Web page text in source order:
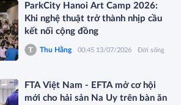
ParkCity Hanoi Art Camp 2026:
Khi nghệ thuật trở thành nhịp cầu
kết nối cộng đồng
Thu Hằng 00:45 13/07/2026 Đời sống
FTA Việt Nam - EFTA mở cơ hội
mới cho hải sản Na Uy trên bàn ăn